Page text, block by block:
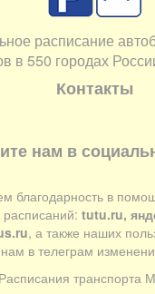
расписание
в 550 городах
Контакты
нам в
благодарность в
расписаний: tutu.ru,
, а также наших
в телеграм
Расписания транспорта